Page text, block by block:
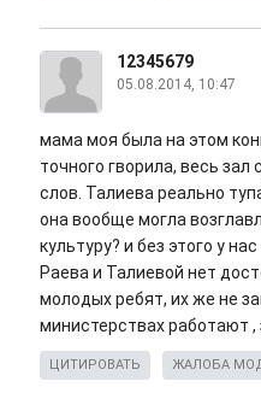
12345679
05.08.2014, 10:47
мама моя была на этом
точного гворила, весь зал
слов. Талиева реально
она вообще могла
культуру? и без этого у
Раева и Талиевой нет
молодых ребят, их же не
министерствах работают
ЦИТИРОВАТЬ ЖАЛОБА